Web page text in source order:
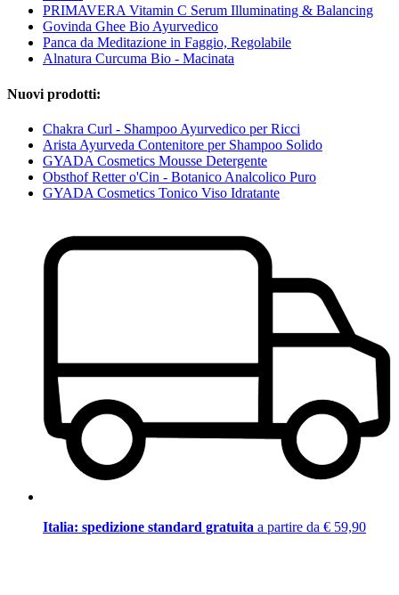
PRIMAVERA Vitamin C Serum Illuminating & Balancing
Govinda Ghee Bio Ayurvedico
Panca da Meditazione in Faggio, Regolabile
Alnatura Curcuma Bio - Macinata
Nuovi prodotti:
Chakra Curl - Shampoo Ayurvedico per Ricci
Arista Ayurveda Contenitore per Shampoo Solido
GYADA Cosmetics Mousse Detergente
Obsthof Retter o'Cin - Botanico Analcolico Puro
GYADA Cosmetics Tonico Viso Idratante
Italia: spedizione standard gratuita a partire da € 59,90